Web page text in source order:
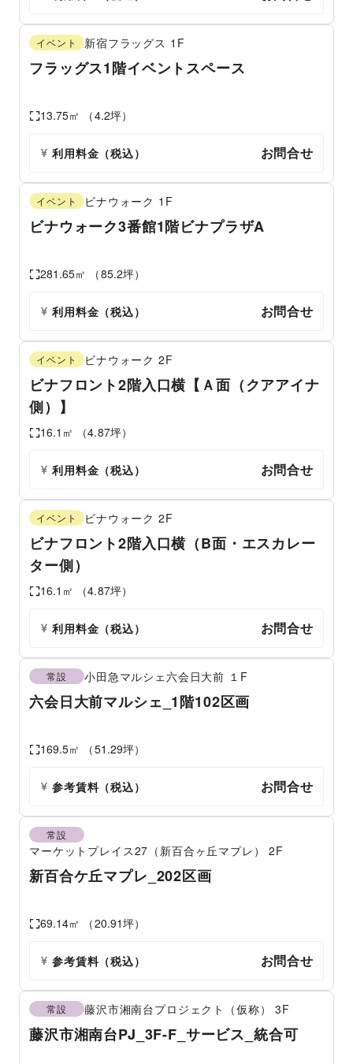
イベント 新宿フラッグス 1F
フラッグス1階イベントスペース
13.75㎡ （4.2坪）
利用料金（税込） お問合せ
イベント ビナウォーク 1F
ビナウォーク3番館1階ビナプラザA
281.65㎡ （85.2坪）
利用料金（税込） お問合せ
イベント ビナウォーク 2F
ビナフロント2階入口横【Ａ面（クアアイナ
側）】
16.1 ㎡ （4.87坪）
利用料金（税込） お問合せ
イベント ビナウォーク 2F
ビナフロント2階入口横（B面・エスカレー
ター側）
16.1 ㎡ （4.87坪）
利用料金（税込） お問合せ
常設 小田急マルシェ六会日大前 １F
六会日大前マルシェ_1階102区画
169.5㎡ （51.29坪）
参考賃料（税込） お問合せ
常設
マーケットプレイス27（新百合ヶ丘マプレ） 2F
新百合ケ丘マプレ_202区画
69.14㎡ （20.91坪）
参考賃料（税込） お問合せ
常設 藤沢市湘南台プロジェクト（仮称） 3F
藤沢市湘南台PJ_3F-F_サービス_統合可